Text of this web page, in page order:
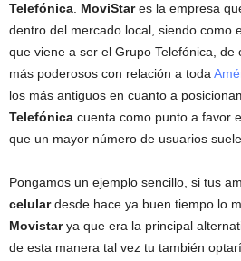
Telefónica MoviStares la empresa
dentro del mercado local, siendo como
que viene a ser el Grupo Telefónica,
más poderosos con relación a toda
los más antiguos en cuanto a
Telefónica cuenta como punto a favor
que un mayor número de usuarios
Pongamos un ejemplo sencillo, si tus
celulardesde hace ya buen tiempo lo
Movistarya que era la principal
de esta manera tal vez tu también